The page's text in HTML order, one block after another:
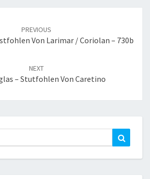
PREVIOUS
Von Larimar / Coriolan – 730b
NEXT
– Stutfohlen Von Caretino